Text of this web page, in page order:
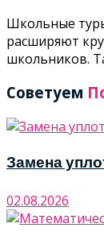
Школьные
расширяют
школьников.
Советуем
Замена
02.08.2026